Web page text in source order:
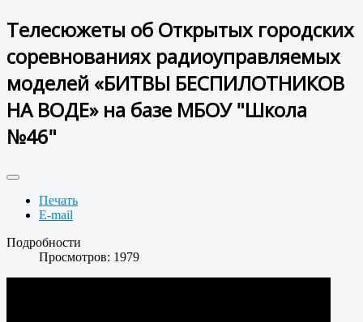
Телесюжеты об Открытых городских
соревнованиях радиоуправляемых
моделей «БИТВЫ БЕСПИЛОТНИКОВ
НА ВОДЕ» на базе МБОУ "Школа
№46"
Печать
E-mail
Подробности
Просмотров: 1979